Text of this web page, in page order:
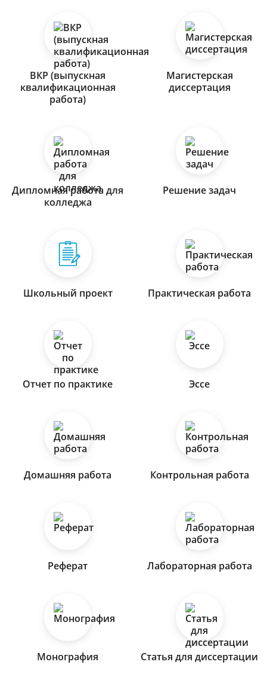
ВКР (выпускная
квалификационная
работа)
Магистерская
диссертация
Дипломная работа для
колледжа
Решение задач
Школьный проект Практическая работа
Отчет по практике Эссе
Домашняя работа Контрольная работа
Реферат Лабораторная работа
Монография Статья для диссертации